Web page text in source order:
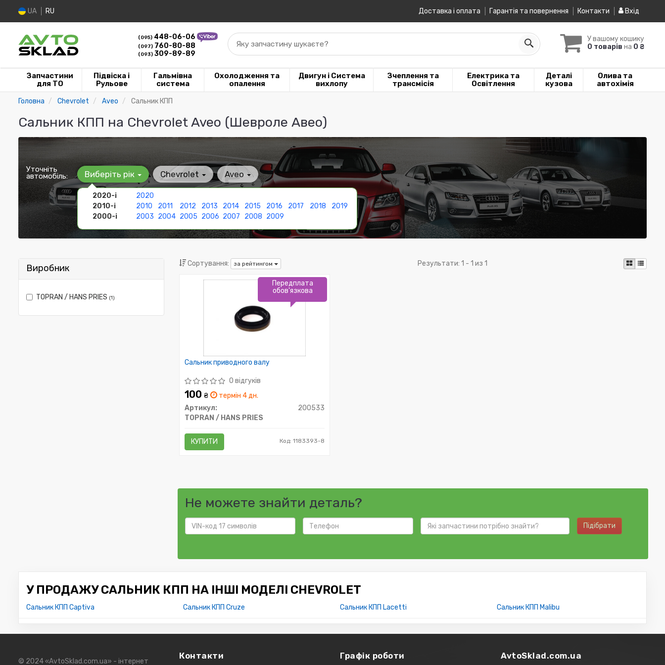
UA RU Доставка і оплата Гарантія та повернення Контакти Вхід
(095) 448-06-06
(097) 760-80-88
(093) 309-89-89
У вашому кошику
0 товарів на 0 ₴
Яку запчастину шукаєте?
Запчастини
для ТО
Підвіска і
Рульове
Гальмівна
система
Охолодження та
опалення
Двигун і Система
вихлопу
Зчеплення та
трансмісія
Електрика та
Освітлення
Деталі
кузова
Олива та
автохімія
Головна Chevrolet Aveo Сальник КПП
Сальник КПП на Chevrolet Aveo (Шевроле Авео)
Уточніть
автомобіль: Виберіть рік
2020-і
2020
2010-і
2010 2011 2012 2013 2014 2015 2016 2017 2018
2019
2000-і
2003 2004 2005 2006 2007 2008 2009
Chevrolet Aveo
Виробник
TOPRAN / HANS PRIES (1)
Сортування: за рейтингом Результати: 1 - 1 из 1
Сальник приводного валу
0 відгуків
100 ₴
термін 4 дн.
Артикул:
200533
TOPRAN / HANS PRIES
КУПИТИ Код: 1183393-8
Передплата
обов'язкова
Не можете знайти деталь?
Підібрати
У ПРОДАЖУ САЛЬНИК КПП НА ІНШІ МОДЕЛІ CHEVROLET
Сальник КПП Captiva Сальник КПП Cruze Сальник КПП Lacetti Сальник КПП Malibu
© 2024 «AvtoSklad.com.ua» - інтернет
Контакти Графік роботи AvtoSklad.com.ua